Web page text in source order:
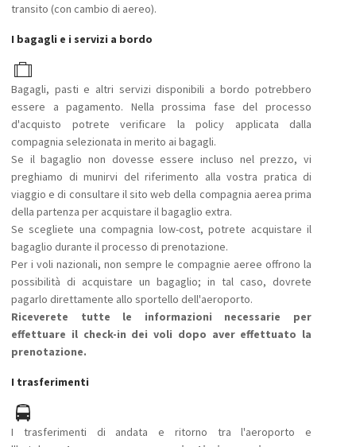
e la doccia emozionale.
Le piscine sono accessibili dalle 8:00 alle 20:00.
transito (con cambio di aereo).
I bagagli e i servizi a bordo
Bagagli, pasti e altri servizi disponibili a bordo potrebbero
essere a pagamento. Nella prossima fase del processo
d'acquisto potrete verificare la policy applicata dalla
compagnia selezionata in merito ai bagagli.
Se il bagaglio non dovesse essere incluso nel prezzo, vi
preghiamo di munirvi del riferimento alla vostra pratica di
viaggio e di consultare il sito web della compagnia aerea prima
della partenza per acquistare il bagaglio extra.
Se scegliete una compagnia low-cost, potrete acquistare il
bagaglio durante il processo di prenotazione.
Per i voli nazionali, non sempre le compagnie aeree offrono la
possibilità di acquistare un bagaglio; in tal caso, dovrete
pagarlo direttamente allo sportello dell'aeroporto.
Riceverete tutte le informazioni necessarie per
effettuare il check-in dei voli dopo aver effettuato la
prenotazione.
I trasferimenti
I trasferimenti di andata e ritorno tra l'aeroporto e